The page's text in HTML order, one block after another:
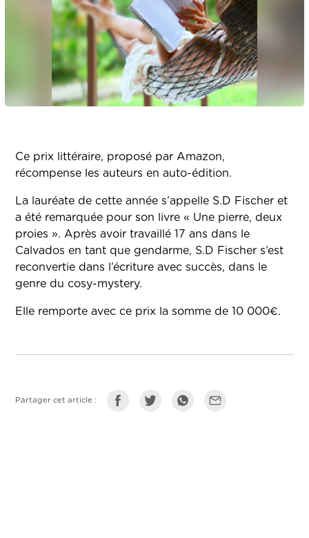
Ce prix littéraire, proposé par Amazon,
récompense les auteurs en auto-édition.
La lauréate de cette année s’appelle S.D Fischer et
a été remarquée pour son livre « Une pierre, deux
proies ». Après avoir travaillé 17 ans dans le
Calvados en tant que gendarme, S.D Fischer s’est
reconvertie dans l’écriture avec succès, dans le
genre du cosy-mystery.
Elle remporte avec ce prix la somme de 10 000€.
Partager cet article :